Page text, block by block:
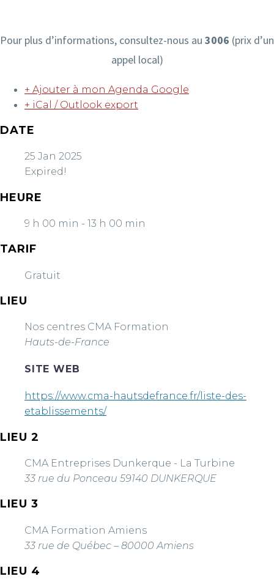
Pour plus d’informations, consultez-nous au 3006 (prix d’un
appel local)
+ Ajouter à mon Agenda Google
+ iCal / Outlook export
DATE
25 Jan 2025
Expired!
HEURE
9 h 00 min - 13 h 00 min
TARIF
Gratuit
LIEU
Nos centres CMA Formation
Hauts-de-France
SITE WEB
https://www.cma-hautsdefrance.fr/liste-des-
etablissements/
LIEU 2
CMA Entreprises Dunkerque - La Turbine
33 rue du Ponceau 59140 DUNKERQUE
LIEU 3
CMA Formation Amiens
33 rue de Québec – 80000 Amiens
LIEU 4